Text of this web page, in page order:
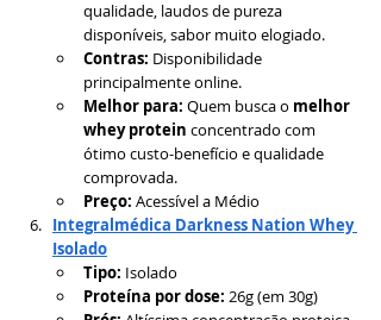
qualidade, laudos de pureza
disponíveis, sabor muito elogiado.
Contras: Disponibilidade
principalmente online.
Melhor para: Quem busca o melhor
whey protein concentrado com
ótimo custo-benefício e qualidade
comprovada.
Preço: Acessível a Médio
Integralmédica Darkness Nation Whey
Isolado
Tipo: Isolado
Proteína por dose: 26g (em 30g)